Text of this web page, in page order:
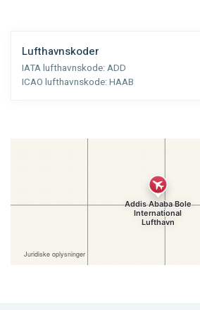
Lufthavnskoder
IATA lufthavnskode:ADD
ICAO lufthavnskode:HAAB